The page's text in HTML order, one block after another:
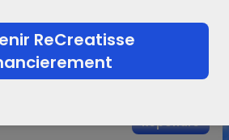
dit :
2022 à 9 h 30 min
Répondre
ReCreatisse